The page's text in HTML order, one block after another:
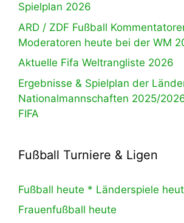
Spielplan 2026
ARD / ZDF Fußball
Moderatoren heute bei der WM
Aktuelle Fifa Weltrangliste 2026
Ergebnisse & Spielplan der
Nationalmannschaften 2025/
FIFA
Fußball Turniere & Ligen
Fußball heute * Länderspiele
Frauenfußball heute